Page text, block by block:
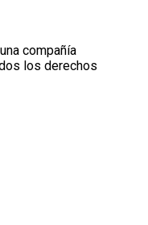
compañía
los derechos